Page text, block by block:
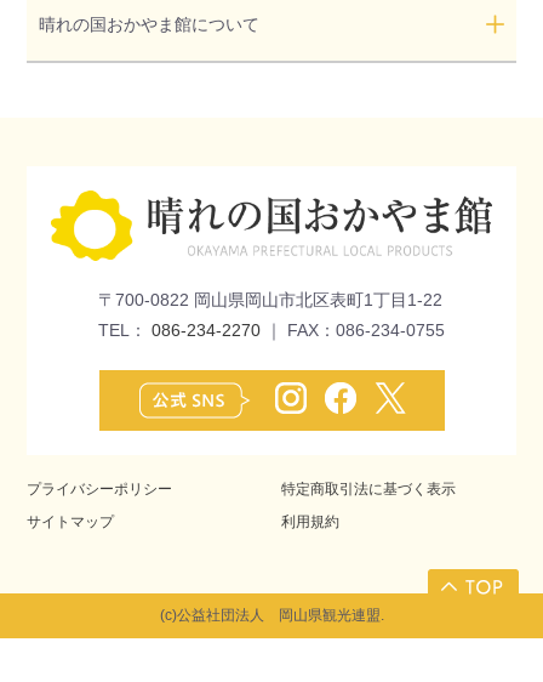
晴れの国おかやま館について
〒700-0822 岡山県岡山市北区表町1丁目1-22
TEL： 086-234-2270 ｜ FAX：086-234-0755
プライバシーポリシー
特定商取引法に基づく表示
サイトマップ
利用規約
(c)公益社団法人 岡山県観光連盟.